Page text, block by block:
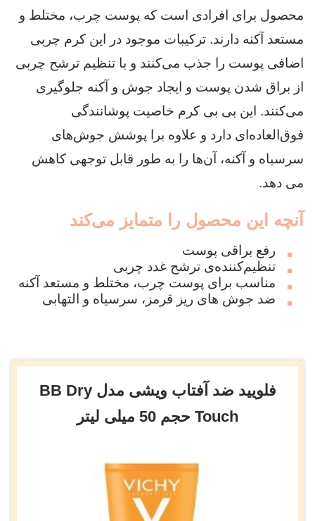
محصول برای افرادی است که پوست چرب، مختلط و
مستعد آکنه دارند. ترکیبات موجود در این کرم چربی
اضافی پوست را جذب می‌کنند و با تنظیم ترشح چربی
از براق شدن پوست و ایجاد جوش و آکنه جلوگیری
می‌کنند. این بی بی کرم خاصیت پوشانندگی
فوق‌العاده‌ای دارد و علاوه برا پوشش جوش‌های
سرسیاه و آکنه، آن‌ها را به طور قابل توجهی کاهش
می دهد.
آنچه این محصول را متمایز می‌کند
رفع براقی پوست
تنظیم‌کننده‌ی ترشح غدد چربی
مناسب برای پوست چرب، مختلط و مستعد آکنه
ضد جوش‌ های ریز قرمز، سرسیاه و التهابی
فلویید ضد آفتاب ویشی مدل BB Dry
Touch حجم 50 میلی لیتر